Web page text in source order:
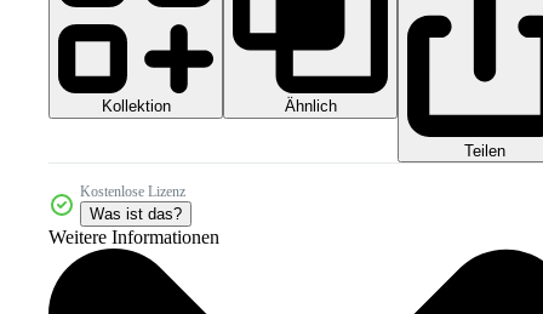
Kollektion Ähnlich
Teilen
Kostenlose Lizenz
Was ist das?
Weitere Informationen